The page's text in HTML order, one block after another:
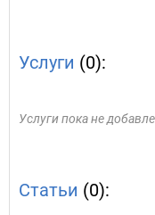
Услуги (0):
Услуги пока не
Статьи (0):